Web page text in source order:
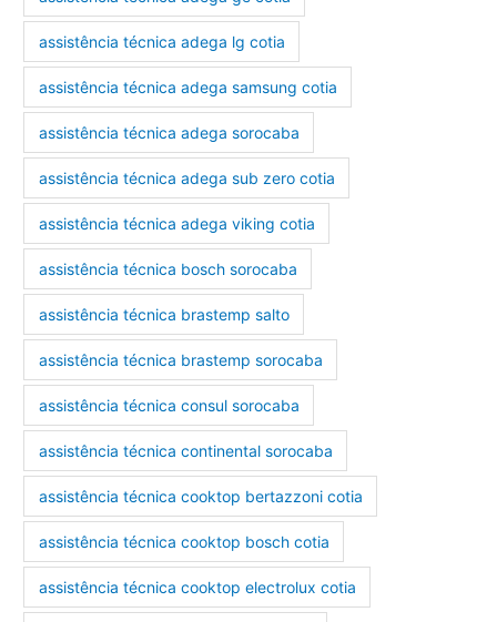
assistência técnica adega lg cotia
assistência técnica adega samsung cotia
assistência técnica adega sorocaba
assistência técnica adega sub zero cotia
assistência técnica adega viking cotia
assistência técnica bosch sorocaba
assistência técnica brastemp salto
assistência técnica brastemp sorocaba
assistência técnica consul sorocaba
assistência técnica continental sorocaba
assistência técnica cooktop bertazzoni cotia
assistência técnica cooktop bosch cotia
assistência técnica cooktop electrolux cotia